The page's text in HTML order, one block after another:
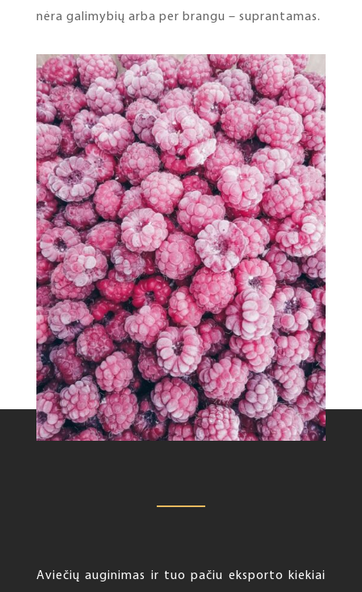
nėra galimybių arba per brangu – suprantamas.
Aviečių auginimas ir tuo pačiu eksporto kiekiai